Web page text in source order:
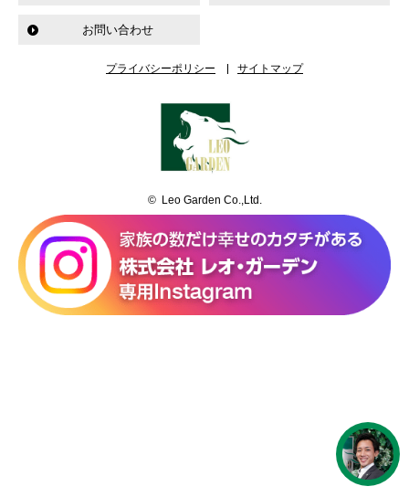
お問い合わせ
プライバシーポリシー サイトマップ
© Leo Garden Co.,Ltd.